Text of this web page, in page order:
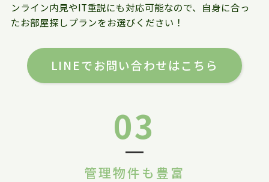
ンライン内見やIT重説にも対応可能なので、自身に合っ
たお部屋探しプランをお選びください！
LINEでお問い合わせはこちら
03
管理物件も豊富